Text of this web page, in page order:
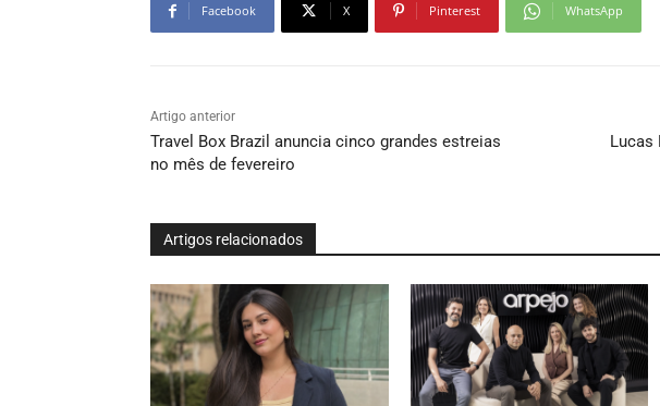
Facebook X Pinterest WhatsApp
Artigo anterior
Travel Box Brazil anuncia cinco grandes estreias
no mês de fevereiro
Lucas
Artigos relacionados